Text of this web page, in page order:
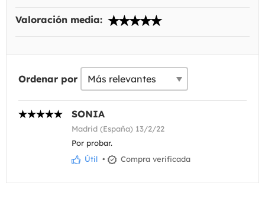
Valoración media:
Ordenar por
SONIA
Madrid (España) 13/2/22
Por probar.
Útil • Compra verificada